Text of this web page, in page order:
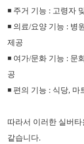
◾ 주거 기능 : 고령자
◾ 의료/요양 기능 : 병
제공
◾ 여가/문화 기능 : 문
공
◾ 편의 기능 : 식당, 마
따라서 이러한 실버
같습니다.